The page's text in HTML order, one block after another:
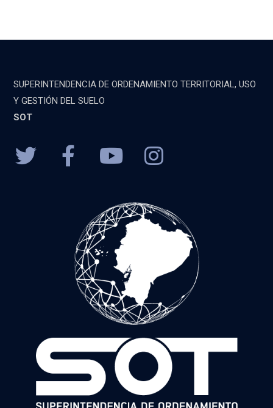
SUPERINTENDENCIA DE ORDENAMIENTO TERRITORIAL, USO
Y GESTIÓN DEL SUELO
SOT